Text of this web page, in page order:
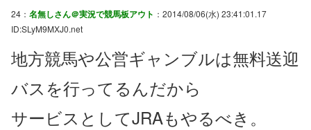
24： 名無しさん＠実況で競馬板アウト ：2014/08/06(水) 23:41:01.17
ID:SLyM9MXJ0.net
地方競馬や公営ギャンブルは無料送迎
バスを行ってるんだから
サービスとしてJRAもやるべき。